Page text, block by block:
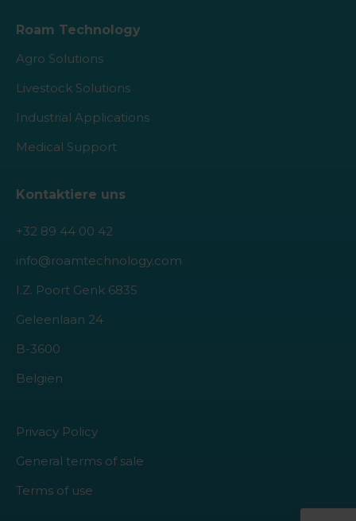
Roam Technology
Agro Solutions
Livestock Solutions
Industrial Applications
Medical Support
Kontaktiere uns
+32 89 44 00 42
info@roamtechnology.com
I.Z. Poort Genk 6835
Geleenlaan 24
B-3600
Belgien
Privacy Policy
General terms of sale
Terms of use